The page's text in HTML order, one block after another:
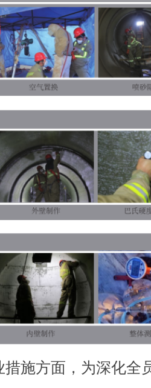
方面，为深化全